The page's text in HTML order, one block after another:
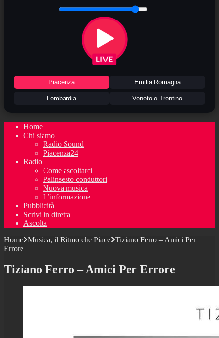
Piacenza Emilia Romagna
Lombardia Veneto e Trentino
Home
Chi siamo
Radio Sound
Piacenza24
Radio
Come ascoltarci
Palinsesto conduttori
Nuova musica
L’informazione
Pubblicità
Scrivi in diretta
Ascolta
Home Musica, il Ritmo che Piace Tiziano Ferro – Amici Per
Errore
Tiziano Ferro – Amici Per Errore